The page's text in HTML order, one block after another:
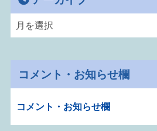
コメント・お知らせ欄
コメント・お知らせ欄